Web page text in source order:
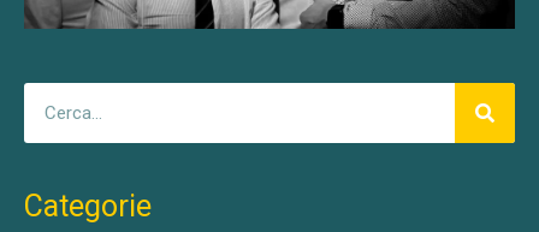
Categorie